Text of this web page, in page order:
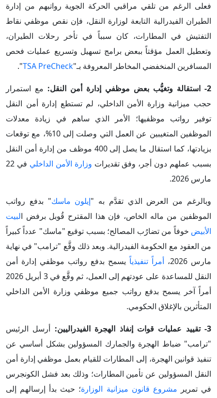
فعلى الرغم من تلقي مراقبي الحركة الجوية رواتبهم من إدارة
الطيران الفيدرالية التابعة لوزارة النقل، فإن نقص موظفي نقاط
التفتيش في المطارات، كان سبباً في تأخر رحلات الطيران،
وتعطيل العمل مؤقتاً ببعض برامج تسهيل وتسريع عمليات فحص
المسافرين المنخفضي المخاطر المعروفة بـ"TSA PreCheck
".
2- استقالة وتغيُّب بعض موظفي إدارة أمن النقل:
مع استمرار
حجب ميزانية وزارة الأمن الداخلي، لم تستطع إدارة أمن النقل
توفير رواتب موظفيها؛ الأمر الذي ساهم في زيادة معدلات
الموظفين المتغيبين عن العمل التي وصلت إلى 10%، مع توقعات
بزيادتها، كما استقال ما يصل إلى 400 موظف من إدارة أمن النقل
بسبب عملهم دون أجر، وفق تقديرات وزارة الأمن الداخلي
في 22
مارس 2026.
وبالرغم من العرض الذي تقدَّم به "إيلون ماسك" بدفع رواتب
الموظفين من ماله الخاص، فإن هذا المقترح قُوبل برفض البيت
الأبيض خوفاً من تضارُب المصالح؛ بسبب توقيع "ماسك" عدداً كبيراً
من العقود مع الحكومة الفيدرالية. وبعد ذلك وقَّع "ترامب" في نهاية
مارس 2026،
أمراً تنفيذياًيسمح بدفع رواتب موظفي إدارة أمن
النقل للمساعدة على عودتهم إلى العمل، ثم وقَّع في 3 أبريل 2026
أمراً آخر يسمح بدفع رواتب جميع موظفي وزارة الأمن الداخلي
المتأثرين بالإغلاق الحكومي.
3- تقييد عمليات قوات إنفاذ الهجرة الفيدراليين:
أرسل الرئيس
"ترامب" ضباط الهجرة والجمارك المسؤولين بشكل أساسي عن
تنفيذ قوانين الهجرة، إلى المطارات للقيام بعمل موظفي إدارة أمن
النقل المسؤولين عن تأمين المطارات؛ وذلك بعد فشل الكونجرس
في تمرير مشروع قانون ميزانية الوزارة؛ حيث بدأ إرسالهم إلى